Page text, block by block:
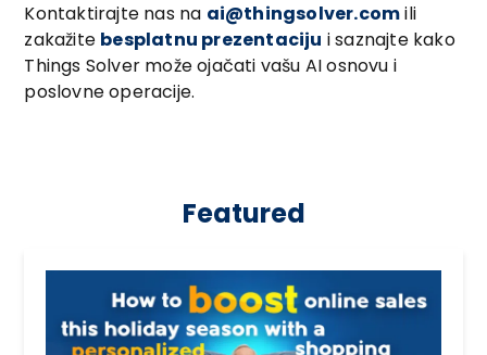
Kontaktirajte nas na ai@thingsolver.comili
zakažite besplatnu prezentaciju i saznajte kako
Things Solver može ojačati vašu AI osnovu i
poslovne operacije.
Featured